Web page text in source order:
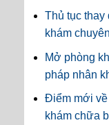
Thủ tục thay
khám
Mở phòng
pháp nhân
Điểm mới về
khám chữa